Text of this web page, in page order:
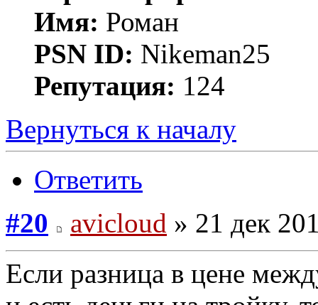
Имя: Роман
PSN ID: Nikeman25
Репутация: 124
Вернуться к началу
Ответить
#20
avicloud » 21 дек
Если разница в цене